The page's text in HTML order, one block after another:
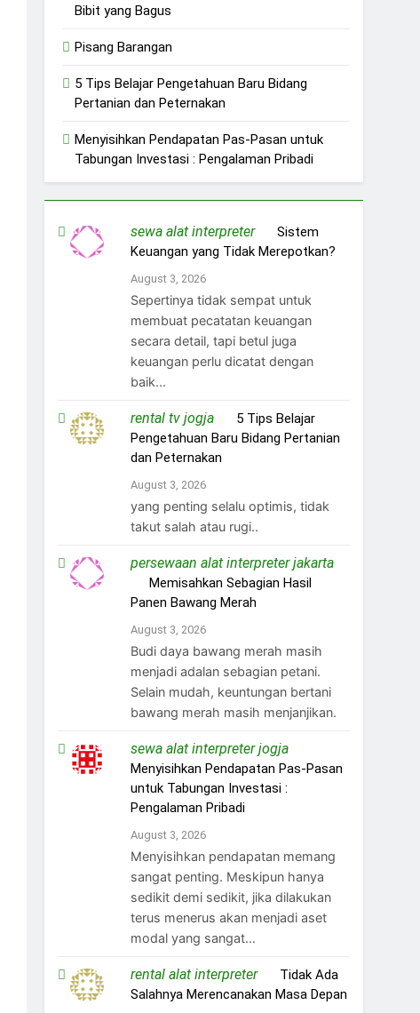
Bibit yang Bagus
Pisang Barangan
5 Tips Belajar Pengetahuan Baru Bidang
Pertanian dan Peternakan
Menyisihkan Pendapatan Pas-Pasan untuk
Tabungan Investasi : Pengalaman Pribadi
sewa alat interpreteron Sistem
Keuangan yang Tidak Merepotkan?
August 3, 2026
Sepertinya tidak sempat untuk
membuat pecatatan keuangan
secara detail, tapi betul juga
keuangan perlu dicatat dengan
baik...
rental tv jogjaon 5 Tips Belajar
Pengetahuan Baru Bidang Pertanian
dan Peternakan
August 3, 2026
yang penting selalu optimis, tidak
takut salah atau rugi..
persewaan alat interpreter jakarta
Memisahkan Sebagian Hasil
Panen Bawang Merah
August 3, 2026
Budi daya bawang merah masih
menjadi adalan sebagian petani.
Selain mudah, keuntungan bertani
bawang merah masih menjanjikan.
sewa alat interpreter jogjaon
Menyisihkan Pendapatan Pas-Pasan
untuk Tabungan Investasi :
Pengalaman Pribadi
August 3, 2026
Menyisihkan pendapatan memang
sangat penting. Meskipun hanya
sedikit demi sedikit, jika dilakukan
terus menerus akan menjadi aset
modal yang sangat…
rental alat interpreteron Tidak Ada
Salahnya Merencanakan Masa Depan